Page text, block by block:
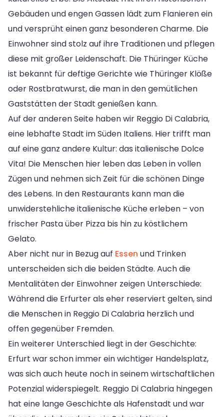
Gebäuden und engen Gassen lädt zum Flanieren ein
und versprüht einen ganz besonderen Charme. Die
Einwohner sind stolz auf ihre Traditionen und pflegen
diese mit großer Leidenschaft. Die Thüringer Küche
ist bekannt für deftige Gerichte wie Thüringer Klöße
oder Rostbratwurst, die man in den gemütlichen
Gaststätten der Stadt genießen kann.
Auf der anderen Seite haben wir Reggio Di Calabria,
eine lebhafte Stadt im Süden Italiens. Hier trifft man
auf eine ganz andere Kultur: das italienische Dolce
Vita! Die Menschen hier leben das Leben in vollen
Zügen und nehmen sich Zeit für die schönen Dinge
des Lebens. In den Restaurants kann man die
unwiderstehliche italienische Küche erleben – von
frischer Pasta über Pizza bis hin zu köstlichem
Gelato.
Aber nicht nur in Bezug auf Essen und Trinken
unterscheiden sich die beiden Städte. Auch die
Mentalitäten der Einwohner zeigen Unterschiede:
Während die Erfurter als eher reserviert gelten, sind
die Menschen in Reggio Di Calabria herzlich und
offen gegenüber Fremden.
Ein weiterer Unterschied liegt in der Geschichte:
Erfurt war schon immer ein wichtiger Handelsplatz,
was sich auch heute noch in seinem wirtschaftlichen
Potenzial widerspiegelt. Reggio Di Calabria hingegen
hat eine lange Geschichte als Hafenstadt und war